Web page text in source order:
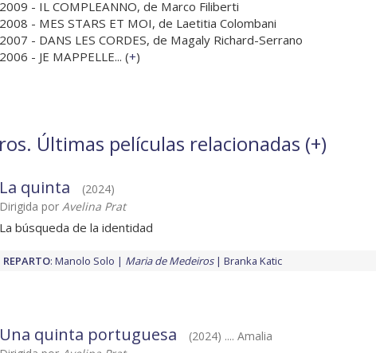
2009 - IL COMPLEANNO, de Marco Filiberti
2008 - MES STARS ET MOI, de Laetitia Colombani
2007 - DANS LES CORDES, de Magaly Richard-Serrano
2006 - JE MAPPELLE... (+)
Últimas películas relacionadas (+)
La quinta
(2024)
Dirigida por Avelina Prat
La búsqueda de la identidad
REPARTO: Manolo Solo Maria de Medeiros Branka Katic
Una quinta portuguesa
(2024) .... Amalia